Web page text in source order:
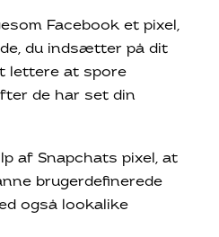
Facebook et pixel,
du indsætter på dit
lettere at spore
de har set din
af Snapchats pixel, at
brugerdefinerede
også lookalike